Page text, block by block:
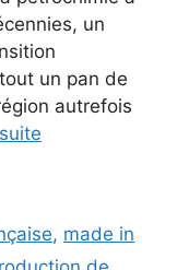
un
un pan de
autrefois
, made in